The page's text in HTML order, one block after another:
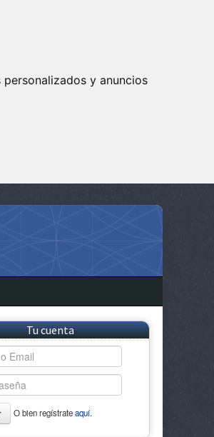
y anuncios
Tu cuenta
O bien regístrateaquí.